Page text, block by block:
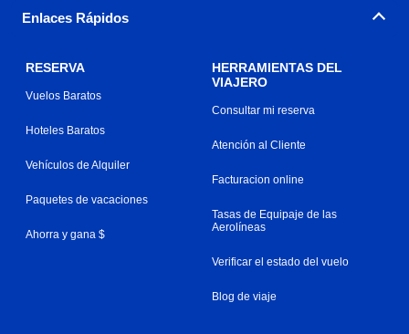
Enlaces Rápidos
RESERVA
Vuelos Baratos
Hoteles Baratos
Vehículos de Alquiler
Paquetes de vacaciones
Ahorra y gana $
HERRAMIENTAS DEL
VIAJERO
Consultar mi reserva
Atención al Cliente
Facturacion online
Tasas de Equipaje de las
Aerolíneas
Verificar el estado del vuelo
Blog de viaje